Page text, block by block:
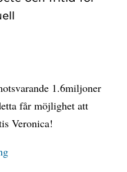
1.6miljoner
får möjlighet att
Veronica!